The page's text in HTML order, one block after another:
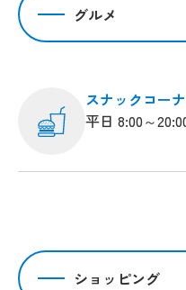
グルメ
スナックコー
平日 8:00～
ショッピング